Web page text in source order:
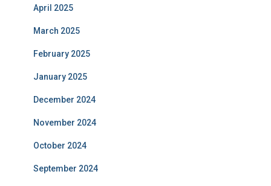
April 2025
March 2025
February 2025
January 2025
December 2024
November 2024
October 2024
September 2024